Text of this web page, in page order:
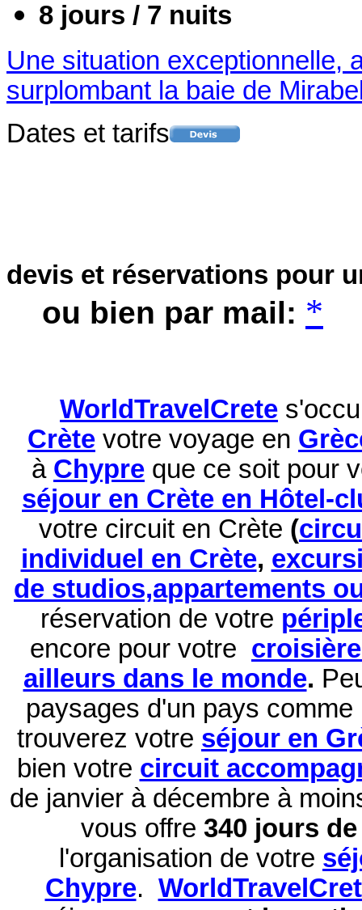
8 jours / 7 nuits
Une situation exceptionnelle,
surplombant la baie de
Dates et tarifs
devis et réservations pour
ou bien par mail: *
WorldTravelCrete
Crète votre voyage en
à Chypre que ce soit pour
séjour en Crète en Hôtel-
votre circuit en Crète (
individuel en Crète,
de studios,appartements
réservation de votre
encore pour votre
ailleurs dans le monde.
paysages d'un pays
trouverez votre séjour en
bien votre circuit
de janvier à décembre à
vous offre 340 jours
l'organisation de votre
Chypre.